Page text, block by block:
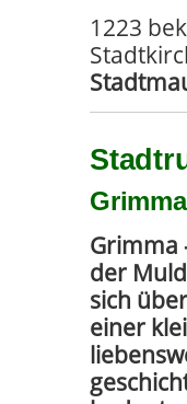
1223
Grimma
der
sich
einer